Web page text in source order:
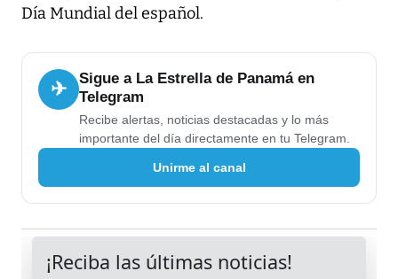
Día Mundial del español.
✈
Sigue a La Estrella de Panamá en
Telegram
Recibe alertas, noticias destacadas y lo más
importante del día directamente en tu Telegram.
Unirme al canal